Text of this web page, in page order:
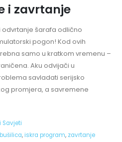
i zavrtanje
odvrtanje šarafa odlično
pogon! Kod ovih
samo u kratkom vremenu –
Aku odvijači u
savladati serijsko
promjera, a savremene
Savjeti
,iskra program, zavrtanje